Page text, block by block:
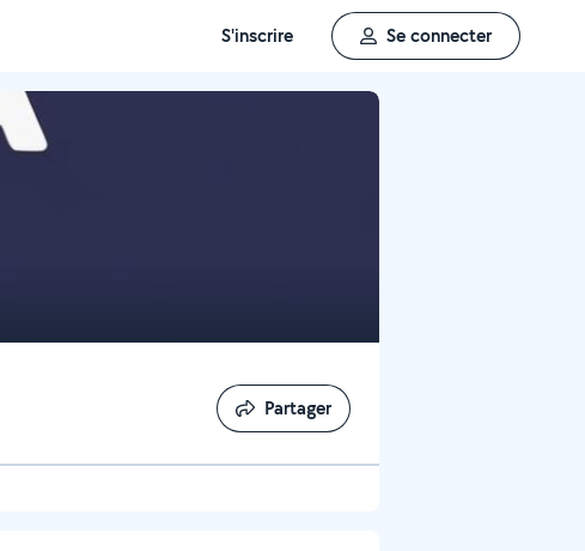
S'inscrire Se connecter
Partager
Partager